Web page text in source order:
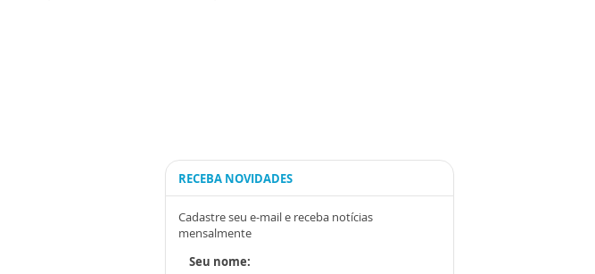
RECEBA NOVIDADES
Cadastre seu e-mail e receba notícias
mensalmente
Seu nome: